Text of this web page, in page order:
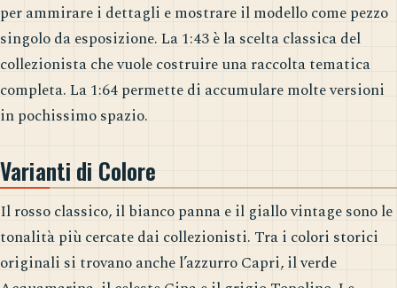
per ammirare i dettagli e mostrare il modello come pezzo
singolo da esposizione. La 1:43 è la scelta classica del
collezionista che vuole costruire una raccolta tematica
completa. La 1:64 permette di accumulare molte versioni
in pochissimo spazio.
Varianti di Colore
Il rosso classico, il bianco panna e il giallo vintage sono le
tonalità più cercate dai collezionisti. Tra i colori storici
originali si trovano anche l’azzurro Capri, il verde